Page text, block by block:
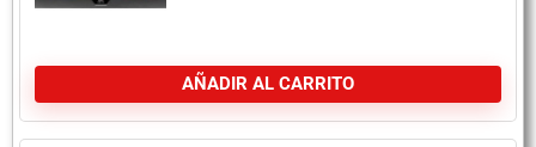
AÑADIR AL CARRITO